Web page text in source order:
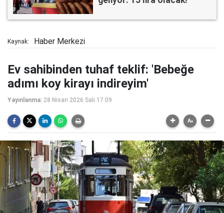
Kaynak: Haber Merkezi
Ev sahibinden tuhaf teklif: 'Bebeğe
adımı koy kirayı indireyim'
Yayınlanma: 28 Nisan 2026 Salı 17:09